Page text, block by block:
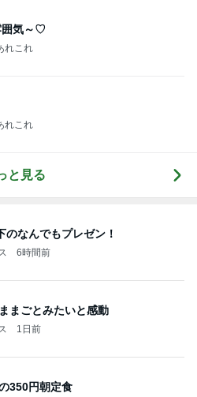
と見る
1日前
350円朝定食
1日前
で起きるとベッド